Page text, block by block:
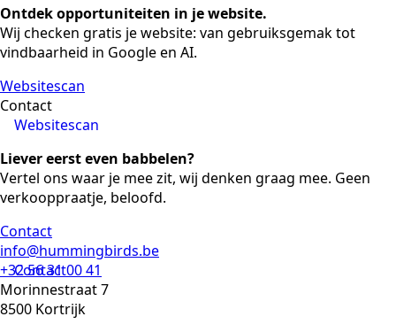
Ontdek opportuniteiten in je website.
Wij checken gratis je website: van gebruiksgemak tot
vindbaarheid in Google en AI.
Websitescan
Websitescan
Contact
Liever eerst even babbelen?
Vertel ons waar je mee zit, wij denken graag mee. Geen
verkooppraatje, beloofd.
Contact
Contact
info@hummingbirds.be
+32 56 31 00 41
Morinnestraat 7
8500 Kortrijk